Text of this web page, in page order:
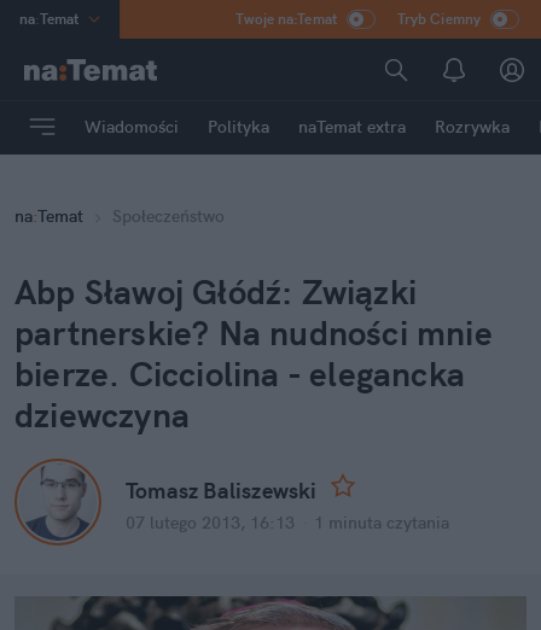
na:Temat
Poland
mama
Rozrywka
Twoje na:Temat Tryb Ciemny
Wiadomości Polityka naTemat extra Rozrywka
na:Temat Społeczeństwo
Abp Sławoj Głódź: Związki
partnerskie? Na nudności mnie
bierze. Cicciolina - elegancka
dziewczyna
Tomasz Baliszewski
07 lutego 2013, 16:13 1 minuta czytania